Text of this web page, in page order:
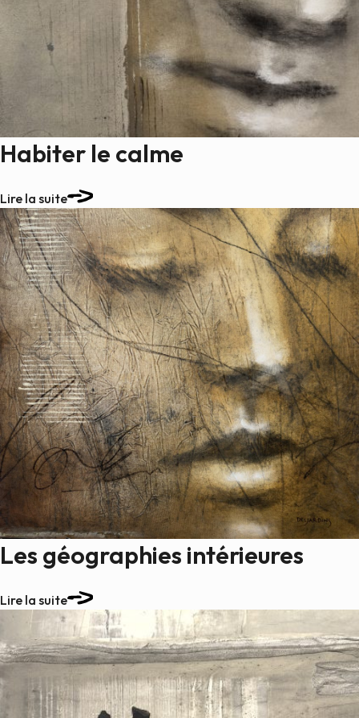
Habiter le calme
Lire la suite
Les géographies intérieures
Lire la suite